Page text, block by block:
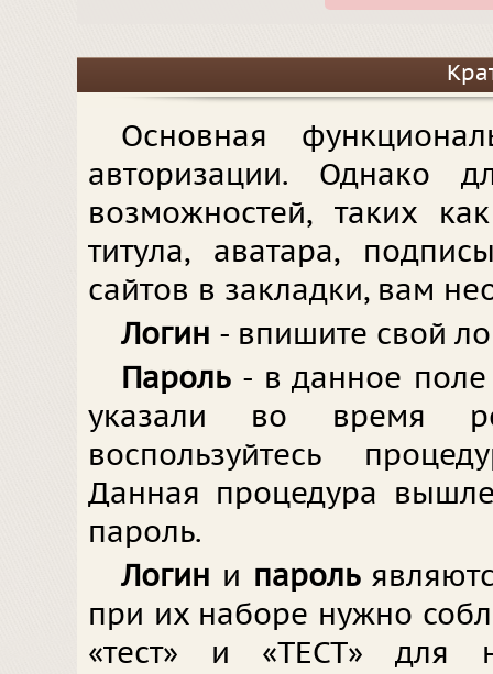
Основная
авторизации. Однако
возможностей, таких
титула, аватара,
сайтов в закладки, вам
Логин - впишите свой
Пароль- в данное поле
указали во время
воспользуйтесь
Данная процедура
пароль.
Логин и пароль
при их наборе нужно
«тест» и «ТЕСТ» для